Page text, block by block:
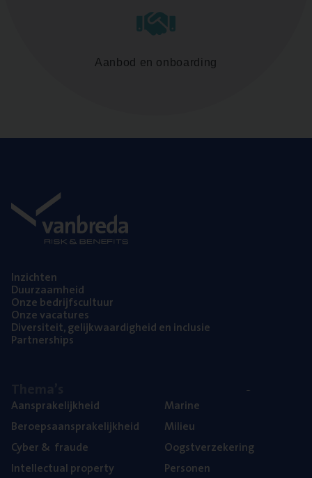
Aanbod en onboarding
Inzich­ten
Duur­zaam­heid
Onze bedrijfs­cul­tuur
Onze vaca­tu­res
Diver­si­teit, gelijk­waar­dig­heid en inclusie
Part­ner­ships
Aan­spra­ke­lijk­heid
Beroeps­aan­spra­ke­lijk­heid
Cyber& fraude
Intel­lec­tu­al property
Mari­ne
Mili­eu
Oogst­ver­ze­ke­ring
Per­so­nen